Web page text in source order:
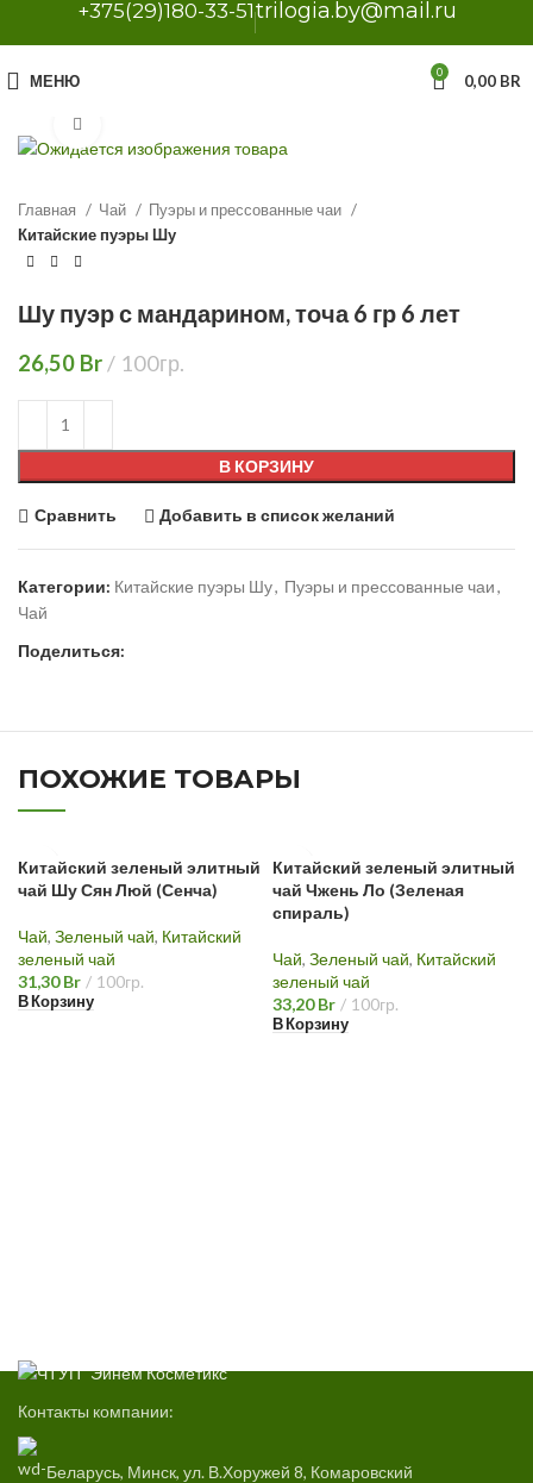
+375(29)180-33-51trilogia.by@mail.ru
МЕНЮ 0 0,00 BR
Главная Чай
Пуэры и прессованные чаи
Китайские пуэры Шу
Шу пуэр с мандарином, точа 6 гр 6 лет
26,50 Br 100гр.
В КОРЗИНУ
Сравнить Добавить в список желаний
Категории: Китайские пуэры Шу, Пуэры и прессованные чаи,
Чай
Поделиться:
ПОХОЖИЕ ТОВАРЫ
Китайский зеленый элитный
чай Шу Сян Люй (Сенча)
Чай, Зеленый чай, Китайский
зеленый чай
31,30Br 100гр.
В Корзину
Китайский зеленый элитный
чай Чжень Ло (Зеленая
спираль)
Чай, Зеленый чай, Китайский
зеленый чай
33,20Br 100гр.
В Корзину
Контакты компании:
Беларусь, Минск, ул. В.Хоружей 8, Комаровский